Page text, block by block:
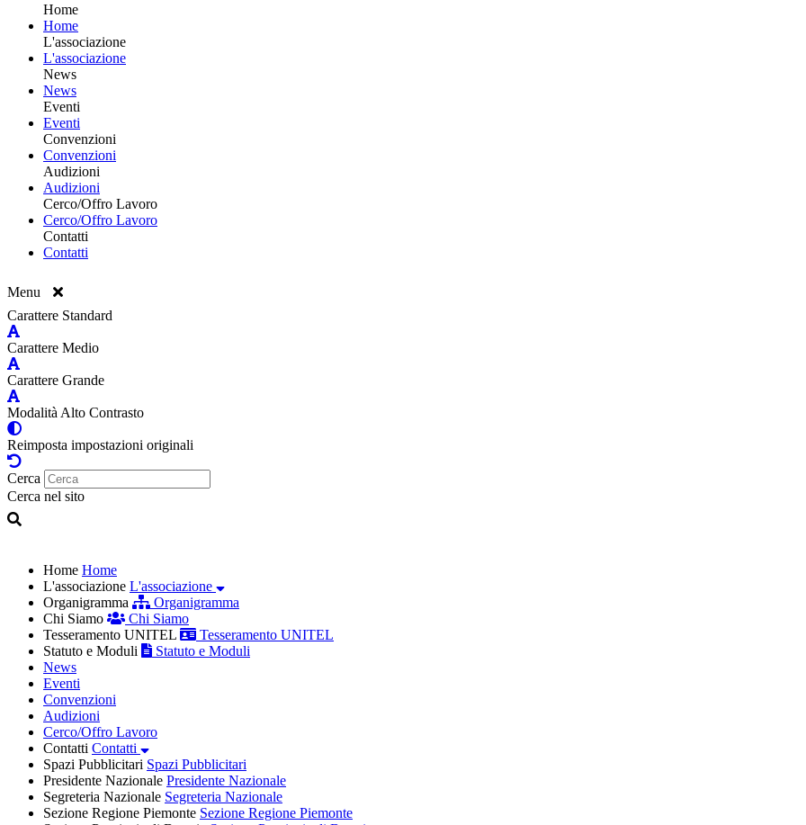
Home
Home
L'associazione
L'associazione
News
News
Eventi
Eventi
Convenzioni
Convenzioni
Audizioni
Audizioni
Cerco/Offro Lavoro
Cerco/Offro Lavoro
Contatti
Contatti
Menu
Carattere Standard
Carattere Medio
Carattere Grande
Modalità Alto Contrasto
Reimposta impostazioni originali
Cerca
Cerca nel sito
Home Home
L'associazione L'associazione
Organigramma
Organigramma
Chi Siamo
Chi Siamo
Tesseramento UNITEL
Tesseramento UNITEL
Statuto e Moduli
Statuto e Moduli
News
Eventi
Convenzioni
Audizioni
Cerco/Offro Lavoro
Contatti Contatti
Spazi Pubblicitari Spazi Pubblicitari
Presidente Nazionale Presidente Nazionale
Segreteria Nazionale Segreteria Nazionale
Sezione Regione Piemonte Sezione Regione Piemonte